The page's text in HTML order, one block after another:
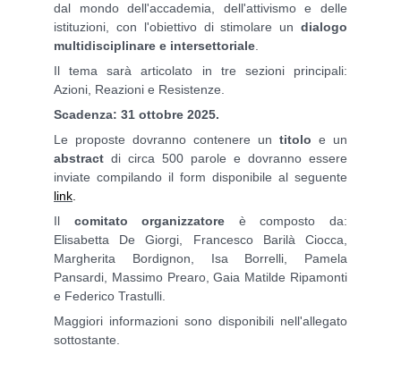
dal mondo dell'accademia, dell'attivismo e delle
istituzioni, con l'obiettivo di stimolare un dialogo
multidisciplinare e intersettoriale
Il tema sarà articolato in tre sezioni principali:
Azioni, Reazioni e Resistenze.
Scadenza: 31 ottobre 2025.
Le proposte dovranno contenere un titolo e un
abstract di circa 500 parole e dovranno essere
inviate compilando il form disponibile al seguente
link
Il comitato organizzatore è composto da:
Elisabetta De Giorgi, Francesco Barilà Ciocca,
Margherita Bordignon, Isa Borrelli, Pamela
Pansardi, Massimo Prearo, Gaia Matilde Ripamonti
e Federico Trastulli.
Maggiori informazioni sono disponibili nell'allegato
sottostante.